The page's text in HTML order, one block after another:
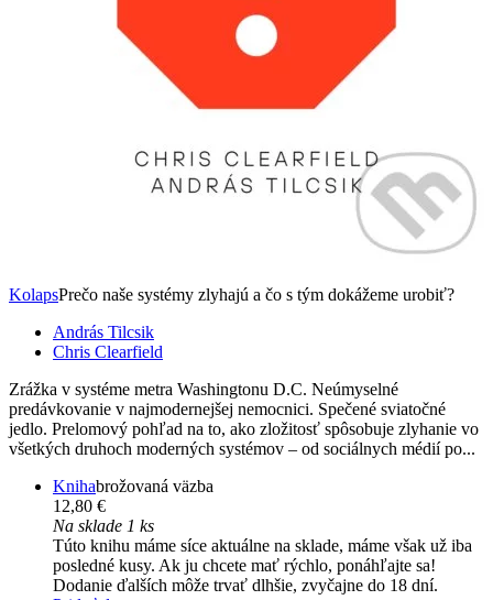
KolapsPrečo naše systémy zlyhajú a čo s tým dokážeme urobiť?
András Tilcsik
Chris Clearfield
Zrážka v systéme metra Washingtonu D.C. Neúmyselné
predávkovanie v najmodernejšej nemocnici. Spečené sviatočné
jedlo. Prelomový pohľad na to, ako zložitosť spôsobuje zlyhanie vo
všetkých druhoch moderných systémov – od sociálnych médií po...
Knihabrožovaná väzba
12,80 €
Na sklade 1 ks
Túto knihu máme síce aktuálne na sklade, máme však už iba
posledné kusy. Ak ju chcete mať rýchlo, ponáhľajte sa!
Dodanie ďalších môže trvať dlhšie, zvyčajne do 18 dní.